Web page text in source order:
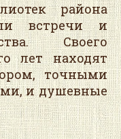
района
встречи и
Своего
лет находят
точными
и душевные